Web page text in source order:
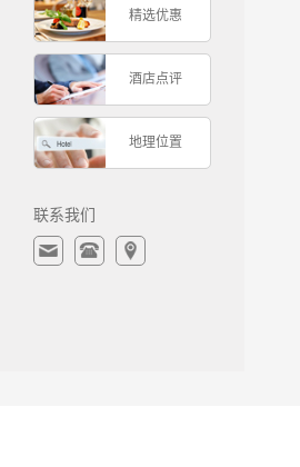
精选优惠
酒店点评
地理位置
联系我们